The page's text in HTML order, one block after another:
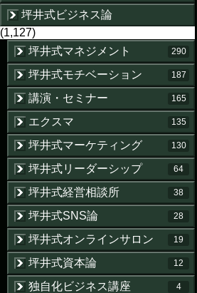
坪井式ビジネス論
(1,127)
坪井式マネジメント
290
坪井式モチベーション 187
講演・セミナー 165
エクスマ 135
坪井式マーケティング 130
坪井式リーダーシップ 64
坪井式経営相談所 38
坪井式SNS論 28
坪井式オンラインサロン 19
坪井式資本論 12
独自化ビジネス講座 4